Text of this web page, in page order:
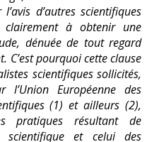
d’autres scientifiques
à obtenir une
dénuée de tout regard
pourquoi cette clause
scientifiques sollicités,
l’Union Européenne des
(1) et ailleurs (2),
pratiques résultant de
scientifique et celui des